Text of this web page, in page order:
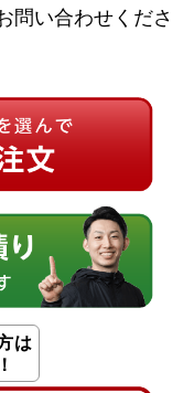
問い合わせくださ
は